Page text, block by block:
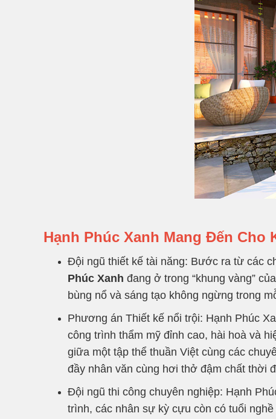
Hạnh Phúc Xanh Mang Đến Cho
Đội ngũ thiết kế tài năng: Bước ra từ các
Phúc Xanh đang ở trong “khung vàng”
bùng nổ và sáng tạo không ngừng trong
Phương án Thiết kế nổi trội: Hạnh Phúc
công trình thẩm mỹ đỉnh cao, hài hoà và
giữa một tập thể thuần Việt cùng các
đầy nhân văn cùng hơi thở đậm chất thời
Đội ngũ thi công chuyên nghiệp: Hạnh
trình, các nhân sự kỳ cựu còn có tuổi